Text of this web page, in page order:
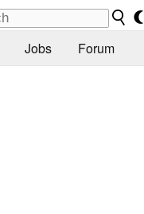
Jobs Forum